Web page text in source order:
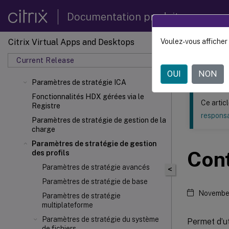
Documentation produit
Citrix Virtual Apps and Desktops
Current Release
Paramètres de stratégie ICA
Fonctionnalités HDX gérées via le
Registre
Paramètres de stratégie de gestion de la
charge
Paramètres de stratégie de gestion
des profils
Paramètres de stratégie avancés
Paramètres de stratégie de base
Paramètres de stratégie
multiplateforme
Paramètres de stratégie du système
Ce contenu a
Citrix
<
Ce
Permet
Voulez-vous
OUI NON